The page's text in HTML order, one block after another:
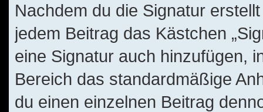
Nachdem du die Signatur
jedem Beitrag das Kästchen
eine Signatur auch hinzufügen,
Bereich das standardmäßige
du einen einzelnen Beitrag